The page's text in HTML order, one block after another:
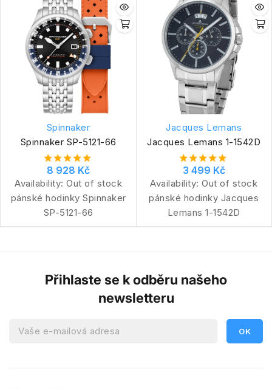
Spinnaker
Spinnaker SP-5121-66
8 928 Kč
Availability: Out of stock
pánské hodinky Spinnaker
SP-5121-66
Jacques Lemans
Jacques Lemans 1-1542D
3 499 Kč
Availability: Out of stock
pánské hodinky Jacques
Lemans 1-1542D
Přihlaste se k odběru našeho
newsletteru